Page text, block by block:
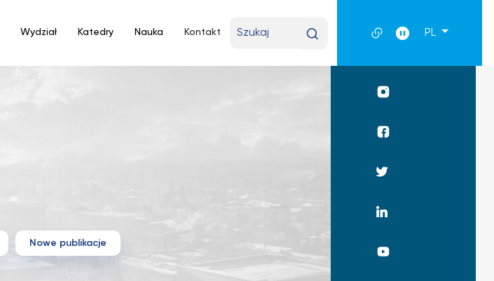
Wydział Katedry Nauka Kontakt
wyszukiwaną
PL
Nowe publikacje
Profil
Profil
Profil
Profil
Linkedin
UKSW